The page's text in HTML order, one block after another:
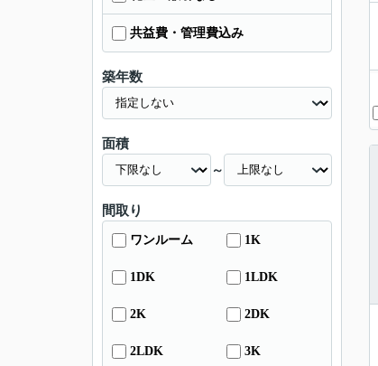
共益費・管理費込み
築年数
面積
～
間取り
ワンルーム 1K
1DK 1LDK
2K 2DK
2LDK 3K